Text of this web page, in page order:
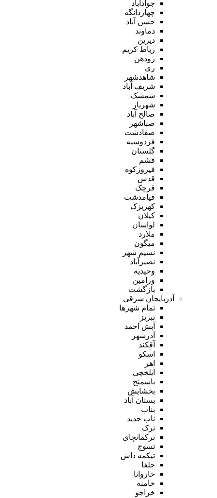
جوادآباد
چهاردانگه
حسن آباد
دماوند
دیزین
رباط کریم
رودهن
ری
شاهدشهر
شریف آباد
شمشک
شهریار
صالح آباد
صباشهر
صفادشت
فردوسیه
گلستان
فشم
فیروزکوه
قدس
قرچک
قیامدشت
کهریزک
کیلان
لواسان
ملارد
میگون
نسیم شهر
نصیرآباد
وحیدیه
ورامین
بازگشت
آذربایجان شرقی
تمام شهر‌ها
تبریز
آبش احمد
آذرشهر
آقکند
اسکو
اهر
ایلخچی
باسمنج
بخشایش
بستان آباد
بناب
ناب جدید
ترک
ترکمانچای
تسوج
تیکمه داش
جلفا
خاروانا
خامنه
خراجو